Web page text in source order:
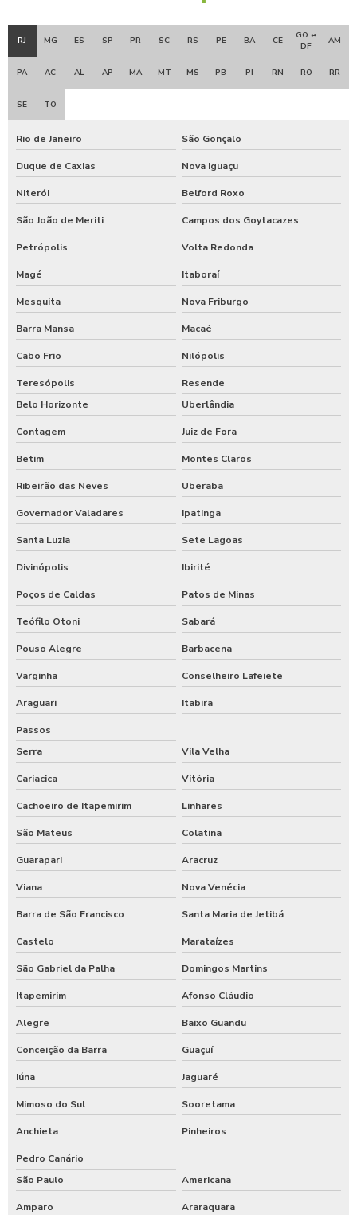
RJ MG ES SP PR SC RS PE BA CE
GO e
DF
AM
PA AC AL AP MA MT MS PB PI RN RO RR
SE TO
Rio de Janeiro São Gonçalo
Duque de Caxias Nova Iguaçu
Niterói Belford Roxo
São João de Meriti Campos dos Goytacazes
Petrópolis Volta Redonda
Magé Itaboraí
Mesquita Nova Friburgo
Barra Mansa Macaé
Cabo Frio Nilópolis
Teresópolis
Resende
Belo Horizonte
Uberlândia
Contagem Juiz de Fora
Betim Montes Claros
Ribeirão das Neves Uberaba
Governador Valadares Ipatinga
Santa Luzia Sete Lagoas
Divinópolis Ibirité
Poços de Caldas Patos de Minas
Teófilo Otoni Sabará
Pouso Alegre Barbacena
Varginha Conselheiro Lafeiete
Araguari Itabira
Passos
Serra
Vila Velha
Cariacica Vitória
Cachoeiro de Itapemirim Linhares
São Mateus Colatina
Guarapari Aracruz
Viana Nova Venécia
Barra de São Francisco Santa Maria de Jetibá
Castelo Marataízes
São Gabriel da Palha Domingos Martins
Itapemirim Afonso Cláudio
Alegre Baixo Guandu
Conceição da Barra Guaçuí
Iúna Jaguaré
Mimoso do Sul Sooretama
Anchieta Pinheiros
Pedro Canário
São Paulo
Americana
Amparo Araraquara